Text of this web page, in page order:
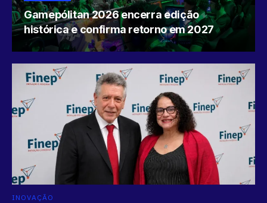
Gamepólitan 2026 encerra edição
histórica e confirma retorno em 2027
INOVAÇÃO